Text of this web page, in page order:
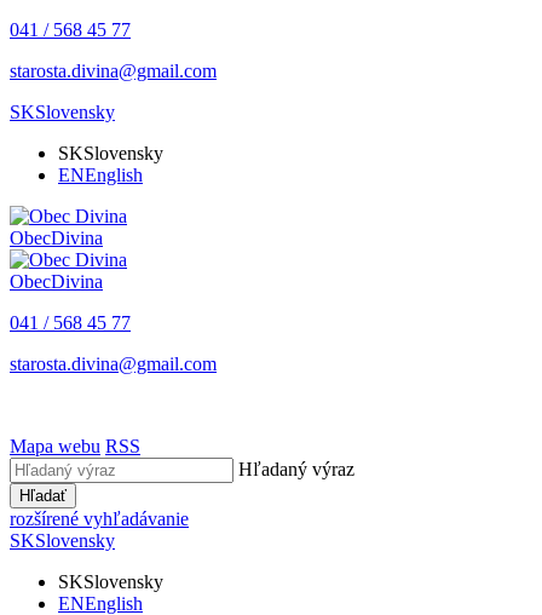
041 / 568 45 77
starosta.divina@gmail.com
SKSlovensky
SKSlovensky
ENEnglish
ObecDivina
ObecDivina
041 / 568 45 77
starosta.divina@gmail.com
Mapa webu RSS
Hľadaný výraz
Hľadať
rozšírené vyhľadávanie
SKSlovensky
SKSlovensky
ENEnglish